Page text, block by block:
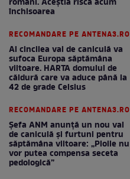
închisoarea
RECOMANDARE PE ANTENA3.RO
Al cincilea val de caniculă va
sufoca Europa săptămâna
viitoare. HARTA domului de
căldură care va aduce până la
42 de grade Celsius
RECOMANDARE PE ANTENA3.RO
Șefa ANM anunță un nou val
de caniculă și furtuni pentru
săptămâna viitoare: „Ploile nu
vor putea compensa seceta
pedologică”